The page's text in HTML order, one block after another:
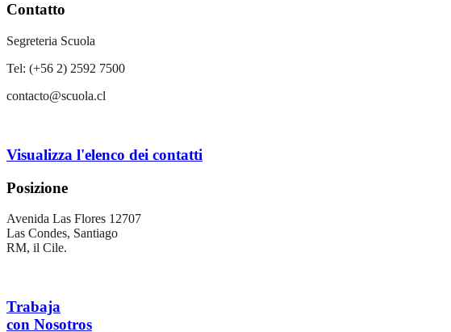
Contatto
Segreteria Scuola
Tel: (+56 2) 2592 7500
contacto@scuola.cl
Visualizza l'elenco dei contatti
Posizione
Avenida Las Flores 12707
Las Condes, Santiago
RM, il Cile.
Trabaja
con Nosotros